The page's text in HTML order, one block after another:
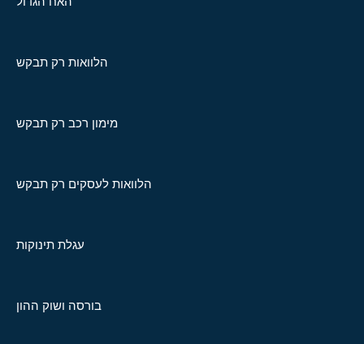
הלוואות רק תבקש
מימון רכב רק תבקש
הלוואות לעסקים רק תבקש
עגלת תינוקות
בורסה ושוק ההון